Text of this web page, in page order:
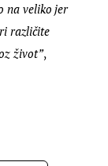
na veliko jer
različite
život”,